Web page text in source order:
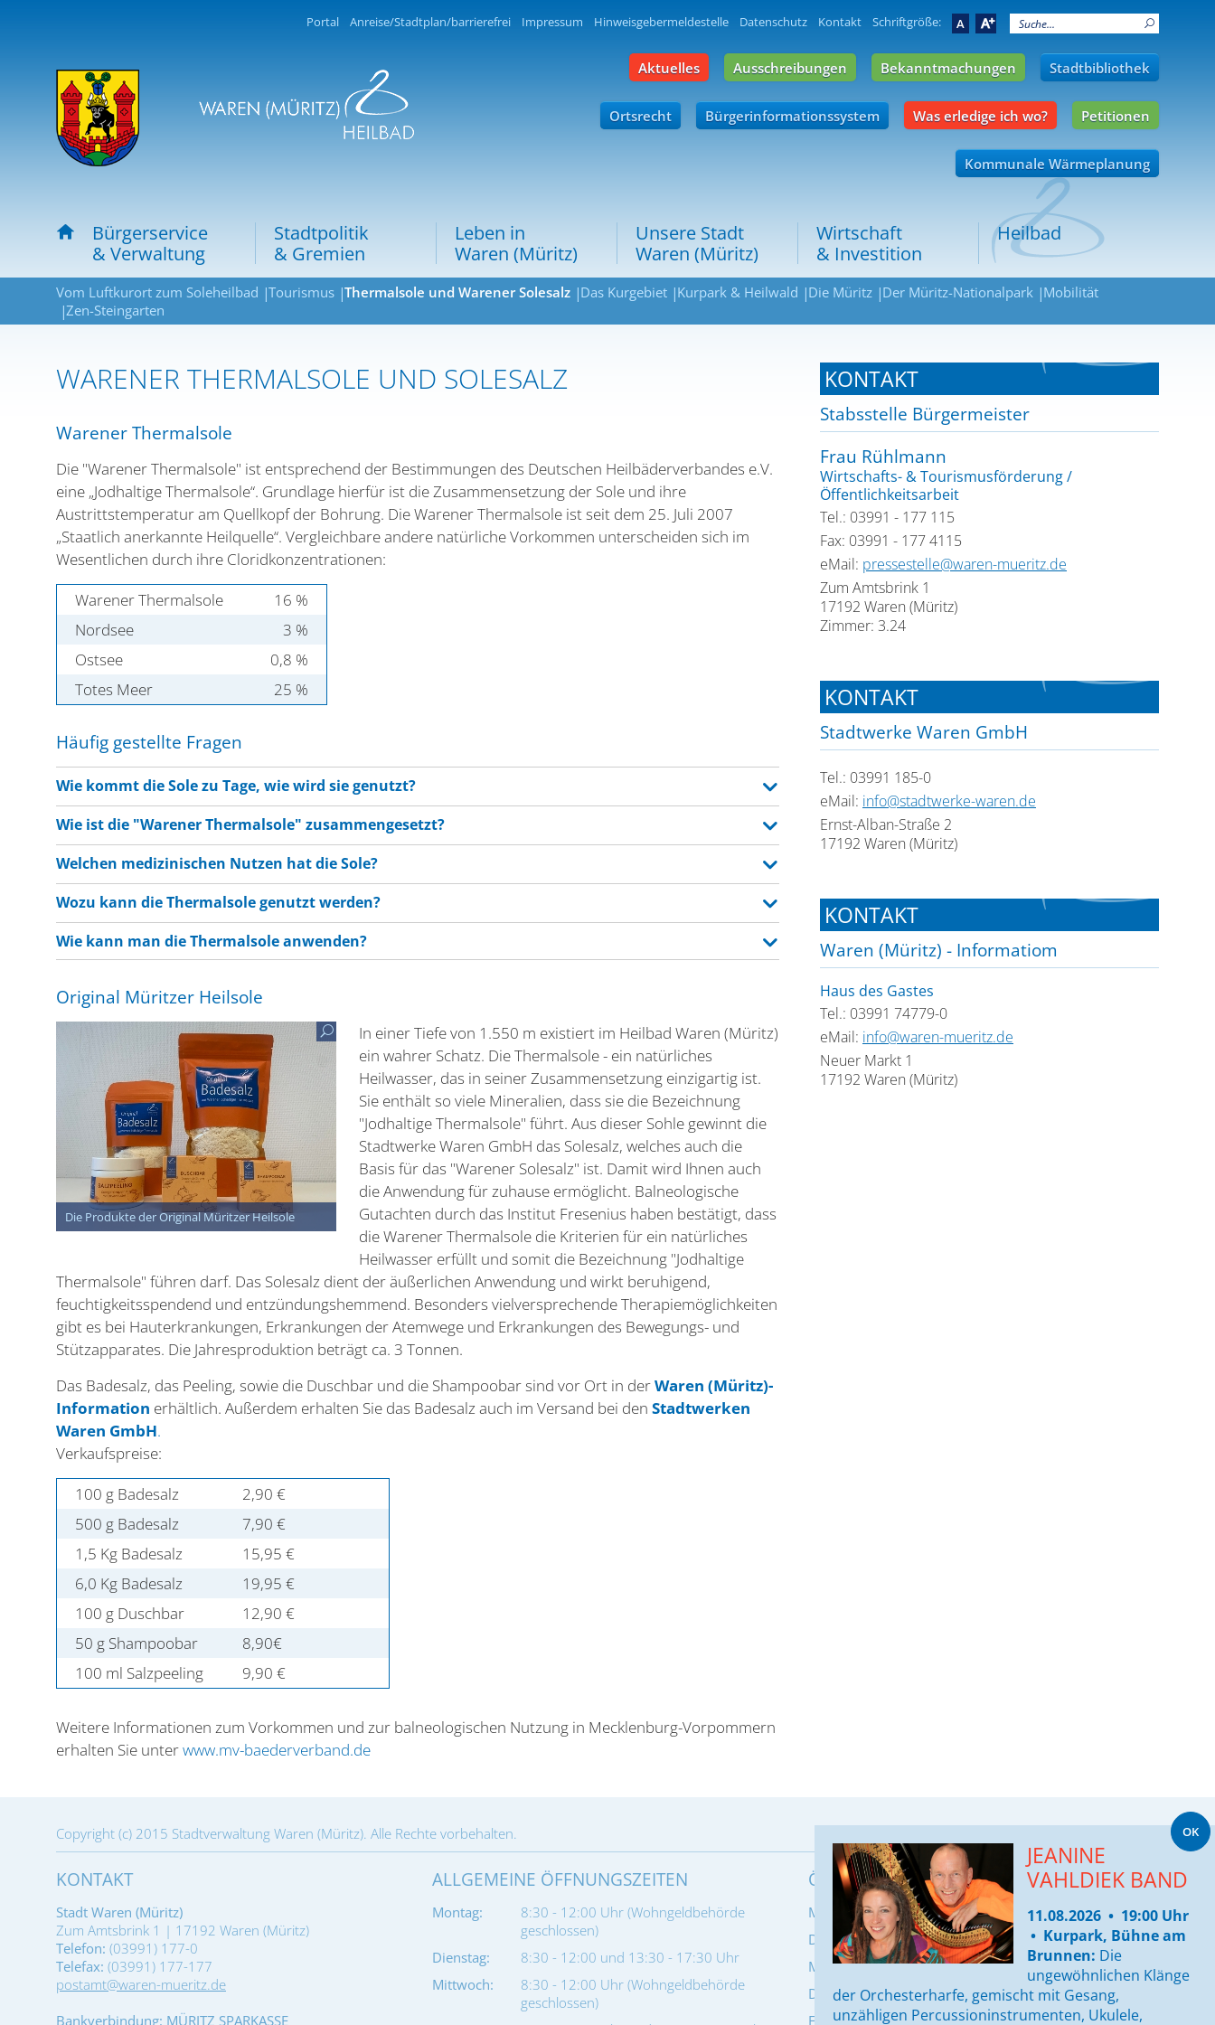
Portal Anreise/Stadtplan/barrierefrei Impressum Hinweisgebermeldestelle Datenschutz Kontakt Schriftgröße: A A
Aktuelles Ausschreibungen Bekanntmachungen Stadtbibliothek
Ortsrecht Bürgerinformationssystem Was erledige ich wo? Petitionen
Kommunale Wärmeplanung
Bürgerservice
& Verwaltung
Stadtpolitik
& Gremien
Leben in
Waren (Müritz)
Unsere Stadt
Waren (Müritz)
Wirtschaft
& Investition
Heilbad
Vom Luftkurort zum Soleheilbad Tourismus Thermalsole und Warener Solesalz Das Kurgebiet Kurpark & Heilwald Die Müritz Der Müritz-Nationalpark Mobilität
Zen-Steingarten
WARENER THERMALSOLE UND SOLESALZ
Warener Thermalsole
Die "Warener Thermalsole" ist entsprechend der Bestimmungen des Deutschen Heilbäderverbandes e.V.
eine „Jodhaltige Thermalsole“. Grundlage hierfür ist die Zusammensetzung der Sole und ihre
Austrittstemperatur am Quellkopf der Bohrung. Die Warener Thermalsole ist seit dem 25. Juli 2007
„Staatlich anerkannte Heilquelle“. Vergleichbare andere natürliche Vorkommen unterscheiden sich im
Wesentlichen durch ihre Cloridkonzentrationen:
Warener Thermalsole
16 %
Nordsee
3 %
Ostsee
0,8 %
Totes Meer
25 %
Häufig gestellte Fragen
Wie kommt die Sole zu Tage, wie wird sie genutzt?
Wie ist die "Warener Thermalsole" zusammengesetzt?
Welchen medizinischen Nutzen hat die Sole?
Wozu kann die Thermalsole genutzt werden?
Wie kann man die Thermalsole anwenden?
Original Müritzer Heilsole
Die Produkte der Original Müritzer Heilsole
In einer Tiefe von 1.550 m existiert im Heilbad Waren (Müritz)
ein wahrer Schatz. Die Thermalsole - ein natürliches
Heilwasser, das in seiner Zusammensetzung einzigartig ist.
Sie enthält so viele Mineralien, dass sie die Bezeichnung
"Jodhaltige Thermalsole" führt. Aus dieser Sohle gewinnt die
Stadtwerke Waren GmbH das Solesalz, welches auch die
Basis für das "Warener Solesalz" ist. Damit wird Ihnen auch
die Anwendung für zuhause ermöglicht. Balneologische
Gutachten durch das Institut Fresenius haben bestätigt, dass
die Warener Thermalsole die Kriterien für ein natürliches
Heilwasser erfüllt und somit die Bezeichnung "Jodhaltige
Thermalsole" führen darf. Das Solesalz dient der äußerlichen Anwendung und wirkt beruhigend,
feuchtigkeitsspendend und entzündungshemmend. Besonders vielversprechende Therapiemöglichkeiten
gibt es bei Hauterkrankungen, Erkrankungen der Atemwege und Erkrankungen des Bewegungs- und
Stützapparates. Die Jahresproduktion beträgt ca. 3 Tonnen.
Das Badesalz, das Peeling, sowie die Duschbar und die Shampoobar sind vor Ort in derWaren (Müritz)-
Information erhältlich. Außerdem erhalten Sie das Badesalz auch im Versand bei den Stadtwerken
Waren GmbH.
Verkaufspreise:
100 g Badesalz
2,90 €
500 g Badesalz
7,90 €
1,5 Kg Badesalz
15,95 €
6,0 Kg Badesalz
19,95 €
100 g Duschbar
12,90 €
50 g Shampoobar
8,90€
100 ml Salzpeeling
9,90 €
Weitere Informationen zum Vorkommen und zur balneologischen Nutzung in Mecklenburg-Vorpommern
erhalten Sie unterwww.mv-baederverband.de
KONTAKT
Stabsstelle Bürgermeister
Frau Rühlmann
Wirtschafts- & Tourismusförderung /
Öffentlichkeitsarbeit
Tel.: 03991 - 177 115
Fax: 03991 - 177 4115
eMail: pressestelle@waren-mueritz.de
Zum Amtsbrink 1
17192 Waren (Müritz)
Zimmer: 3.24
KONTAKT
Stadtwerke Waren GmbH
Tel.: 03991 185-0
eMail: info@stadtwerke-waren.de
Ernst-Alban-Straße 2
17192 Waren (Müritz)
KONTAKT
Waren (Müritz) - Informatiom
Haus des Gastes
Tel.: 03991 74779-0
eMail: info@waren-mueritz.de
Neuer Markt 1
17192 Waren (Müritz)
Copyright (c) 2015 Stadtverwaltung Waren (Müritz). Alle Rechte vorbehalten.
KONTAKT
Stadt Waren (Müritz)
Zum Amtsbrink 1 | 17192 Waren (Müritz)
Telefon: (03991) 177-0
Telefax: (03991) 177-177
postamt@waren-mueritz.de
Bankverbindung: MÜRITZ SPARKASSE
ALLGEMEINE ÖFFNUNGSZEITEN
Montag:
8:30 - 12:00 Uhr (Wohngeldbehörde
geschlossen)
Dienstag:
8:30 - 12:00 und 13:30 - 17:30 Uhr
Mittwoch:
8:30 - 12:00 Uhr (Wohngeldbehörde
geschlossen)
ÖFFNUNGSZEITEN BÜRGERBÜRO
Montag:
8:00 - 12:00 Uhr & 13:00 - 16:00
Dienstag:
8:00 - 12:00 & 13:00 - 17:30 Uhr
Mittwoch:
geschlossen
Donnerstag:
8:00 - 12:00 & 13:00 - 16:00Uhr
Freitag:
8:00 - 13:00 Uhr
JEANINE
VAHLDIEK BAND
11.08.2026 • 19:00 Uhr
• Kurpark, Bühne am
Brunnen: Die
ungewöhnlichen Klänge
der Orchesterharfe, gemischt mit Gesang,
unzähligen Percussioninstrumenten, Ukulele,
OK